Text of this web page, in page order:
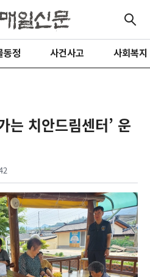
동정 사건사고 사회복지
는 치안드림센터’ 운